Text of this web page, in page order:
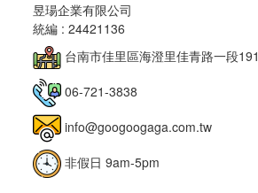
昱瑒企業有限公司
統編 : 24421136
台南市佳里區海澄里佳青路一段
06-721-3838
info@googoogaga.com.tw
非假日 9am-5pm